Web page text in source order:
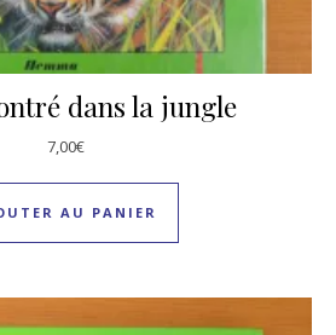
dans la jungle
7,00€
AU PANIER